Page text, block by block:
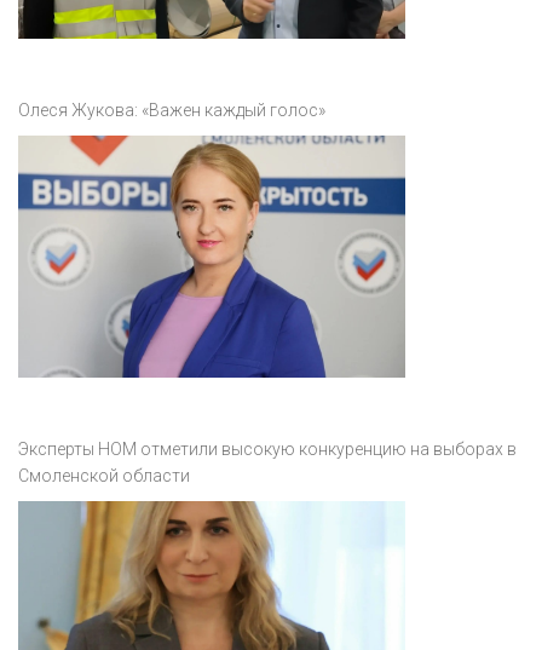
Олеся Жукова: «Важен каждый голос»
Эксперты НОМ отметили высокую конкуренцию на выборах в
Смоленской области